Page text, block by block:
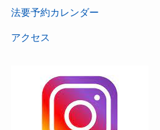
法要予約カレンダー
アクセス